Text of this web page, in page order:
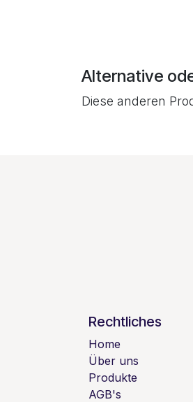
Alternative
Diese anderen
Rechtliches
Home
Über uns
Produkte
AGB's